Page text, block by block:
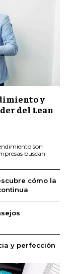
y
del Lean
son
buscan
cómo la
y perfección